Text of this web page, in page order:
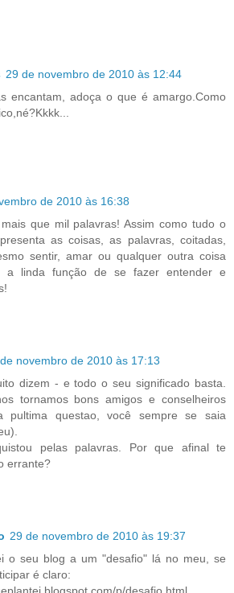
29 de novembro de 2010 às 12:44
encantam, adoça o que é amargo.Como
de 2010 às 16:38
que mil palavras! Assim como tudo o
as coisas, as palavras, coitadas,
sentir, amar ou qualquer outra coisa
a linda função de se fazer entender e
novembro de 2010 às 17:13
dizem - e todo o seu significado basta.
tornamos bons amigos e conselheiros
pultima questao, você sempre se saia
pelas palavras. Por que afinal te
errante?
29 de novembro de 2010 às 19:37
o seu blog a um "desafio" lá no meu, se
é claro:
p/desafio.html